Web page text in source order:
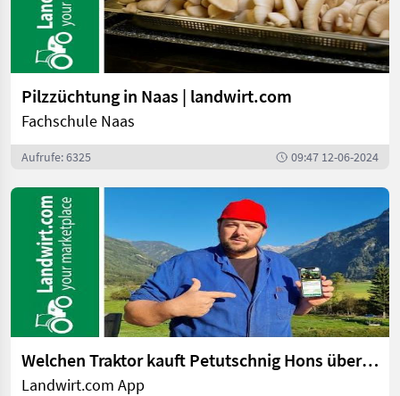
Pilzzüchtung in Naas | landwirt.com
Fachschule Naas
Aufrufe: 6325 09:47 12-06-2024
Welchen Traktor kauft Petutschnig Hons über Landwirt.com?
Landwirt.com App